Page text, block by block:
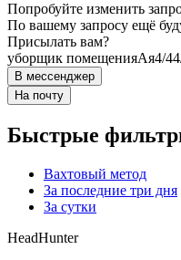
Попробуйте изменить
По вашему запросу ещё
Присылать вам?
уборщик помещенияАя4/4
В мессенджер
На почту
Быстрые
Вахтовый метод
За последние три дня
За сутки
HeadHunter